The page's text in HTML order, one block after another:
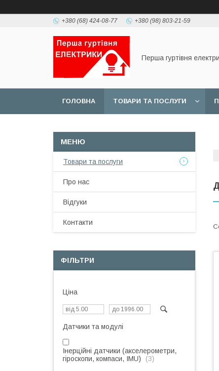
+380 (68) 424-08-77 +380 (98) 803-21-59
Перша гуртівня
ГОЛОВНА ТОВАРИ ТА ПОСЛУГИ
Товари та послуги
Про нас
Відгуки
Контакти
ФІЛЬТРИ
Ціна
Датчики та модулі
Інерційні датчики (акселерометри,
гіроскопи, компаси, IMU)
3